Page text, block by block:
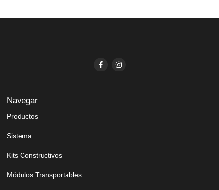
Navegar
Productos
Sistema
Kits Constructivos
Módulos Transportables